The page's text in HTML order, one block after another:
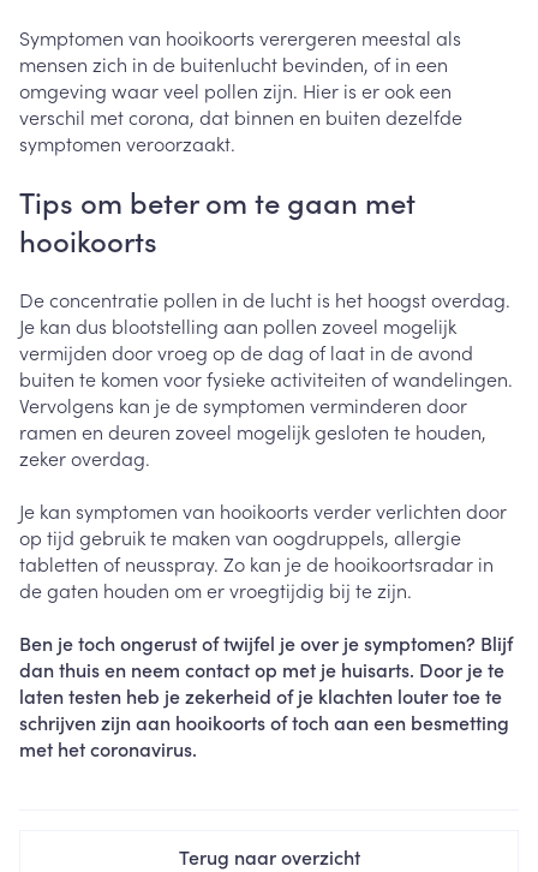
Symptomen van hooikoorts verergeren meestal als
mensen zich in de buitenlucht bevinden, of in een
omgeving waar veel pollen zijn. Hier is er ook een
verschil met corona, dat binnen en buiten dezelfde
symptomen veroorzaakt.
Tips om beter om te gaan met
hooikoorts
De concentratie pollen in de lucht is het hoogst overdag.
Je kan dus blootstelling aan pollen zoveel mogelijk
vermijden door vroeg op de dag of laat in de avond
buiten te komen voor fysieke activiteiten of wandelingen.
Vervolgens kan je de symptomen verminderen door
ramen en deuren zoveel mogelijk gesloten te houden,
zeker overdag.
Je kan symptomen van hooikoorts verder verlichten door
op tijd gebruik te maken van oogdruppels, allergie
tabletten of neusspray. Zo kan je de hooikoortsradar in
de gaten houden om er vroegtijdig bij te zijn.
Ben je toch ongerust of twijfel je over je symptomen? Blijf
dan thuis en neem contact op met je huisarts. Door je te
laten testen heb je zekerheid of je klachten louter toe te
schrijven zijn aan hooikoorts of toch aan een besmetting
met het coronavirus.
Terug naar overzicht